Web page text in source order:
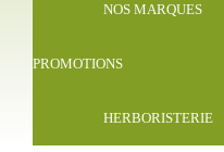
NOS MARQUES
PROMOTIONS
HERBORISTERIE